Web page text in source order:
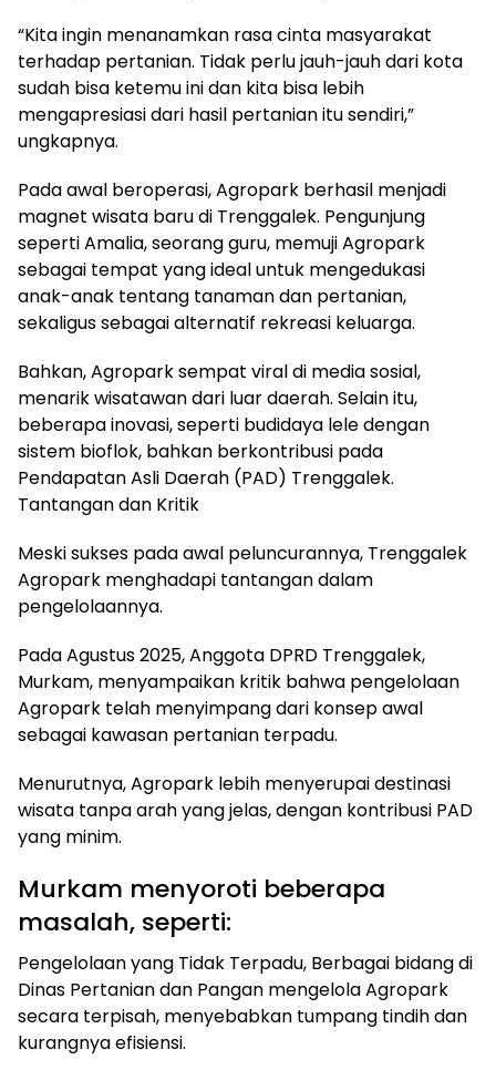
“Kita ingin menanamkan rasa cinta masyarakat
terhadap pertanian. Tidak perlu jauh-jauh dari kota
sudah bisa ketemu ini dan kita bisa lebih
mengapresiasi dari hasil pertanian itu sendiri,”
ungkapnya.
Pada awal beroperasi, Agropark berhasil menjadi
magnet wisata baru di Trenggalek. Pengunjung
seperti Amalia, seorang guru, memuji Agropark
sebagai tempat yang ideal untuk mengedukasi
anak-anak tentang tanaman dan pertanian,
sekaligus sebagai alternatif rekreasi keluarga.
Bahkan, Agropark sempat viral di media sosial,
menarik wisatawan dari luar daerah. Selain itu,
beberapa inovasi, seperti budidaya lele dengan
sistem bioflok, bahkan berkontribusi pada
Pendapatan Asli Daerah (PAD) Trenggalek.
Tantangan dan Kritik
Meski sukses pada awal peluncurannya, Trenggalek
Agropark menghadapi tantangan dalam
pengelolaannya.
Pada Agustus 2025, Anggota DPRD Trenggalek,
Murkam, menyampaikan kritik bahwa pengelolaan
Agropark telah menyimpang dari konsep awal
sebagai kawasan pertanian terpadu.
Menurutnya, Agropark lebih menyerupai destinasi
wisata tanpa arah yang jelas, dengan kontribusi PAD
yang minim.
Murkam menyoroti beberapa
masalah, seperti:
Pengelolaan yang Tidak Terpadu, Berbagai bidang di
Dinas Pertanian dan Pangan mengelola Agropark
secara terpisah, menyebabkan tumpang tindih dan
kurangnya efisiensi.